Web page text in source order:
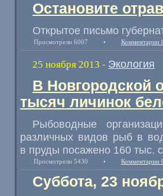
Остановите
Открытое письмо
Просмотрели 6007 • Комментарии
25 ноября 2013 - Экология
В Новгородской
тысяч личинок
Рыбоводные
различных видов рыб в
в пруды посажено 160 тыс.
Просмотрели 5430 • Комментарии
Суббота, 23